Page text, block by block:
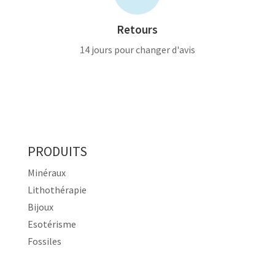
Retours
14 jours pour changer d'avis
PRODUITS
Minéraux
Lithothérapie
Bijoux
Esotérisme
Fossiles